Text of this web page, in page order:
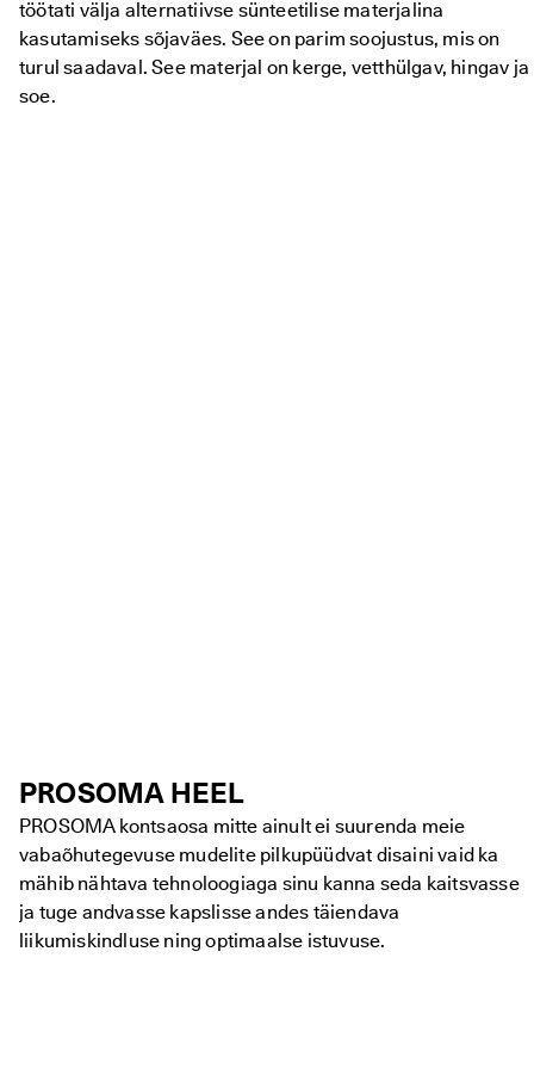
töötati välja alternatiivse sünteetilise materjalina
kasutamiseks sõjaväes. See on parim soojustus, mis on
turul saadaval. See materjal on kerge, vetthülgav, hingav ja
soe.
PROSOMA HEEL
PROSOMA kontsaosa mitte ainult ei suurenda meie
vabaõhutegevuse mudelite pilkupüüdvat disaini vaid ka
mähib nähtava tehnoloogiaga sinu kanna seda kaitsvasse
ja tuge andvasse kapslisse andes täiendava
liikumiskindluse ning optimaalse istuvuse.